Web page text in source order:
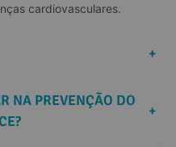
cardiovasculares.
+
NA PREVENÇÃO DO
+